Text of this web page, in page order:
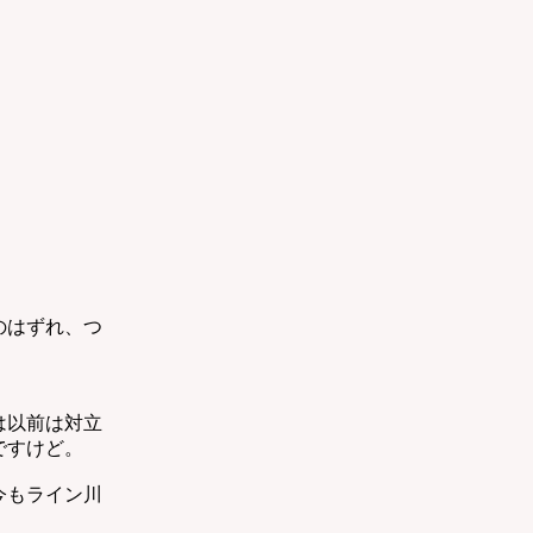
ずれ、つ
前は対立
けど。
ライン川